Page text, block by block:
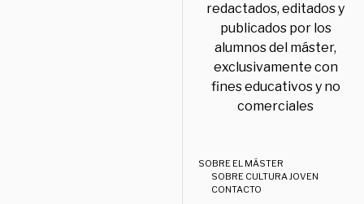
redactados, editados y
publicados por los
alumnos del máster,
exclusivamente con
fines educativos y no
comerciales
SOBRE EL MÁSTER
SOBRE CULTURA JOVEN
CONTACTO